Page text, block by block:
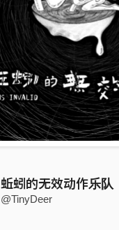
蚯蚓的无效动作乐队
@TinyDeer